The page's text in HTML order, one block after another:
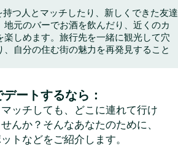
つ人とマッチしたり、新しくできた友達
地元のバーでお酒を飲んだり、近くのカ
しめます。旅行先を一緒に観光して穴
自分の住む街の魅力を再発見すること
ートするなら：
ッチしても、どこに連れて行け
んか？そんなあなたのために、
トなどをご紹介します。